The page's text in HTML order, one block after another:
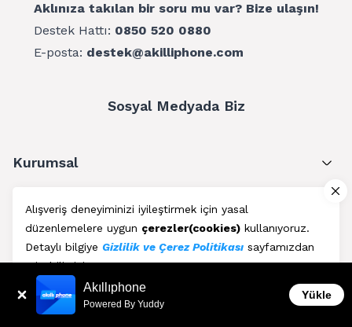
Alışveriş deneyiminizi iyileştirmek için yasal
düzenlemelere uygun çerezler(cookies) kullanıyoruz.
Detaylı bilgiye Gizlilik ve Çerez Politikası sayfamızdan
erişebilirsiniz.
Kabul Et
Aklınıza takılan bir soru mu var? Bize ulaşın!
Destek Hattı: 0850 520 0880
E-posta: destek@akilliphone.com
Sosyal Medyada Biz
Kurumsal
Müşteri Hizmetleri
Üyelik
Blog Akıllıphone
Powered By Yuddy
Yükle